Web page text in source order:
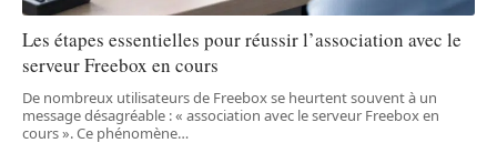
Les étapes essentielles pour réussir l’association avec le
serveur Freebox en cours
De nombreux utilisateurs de Freebox se heurtent souvent à un
message désagréable : « association avec le serveur Freebox en
cours ». Ce phénomène…